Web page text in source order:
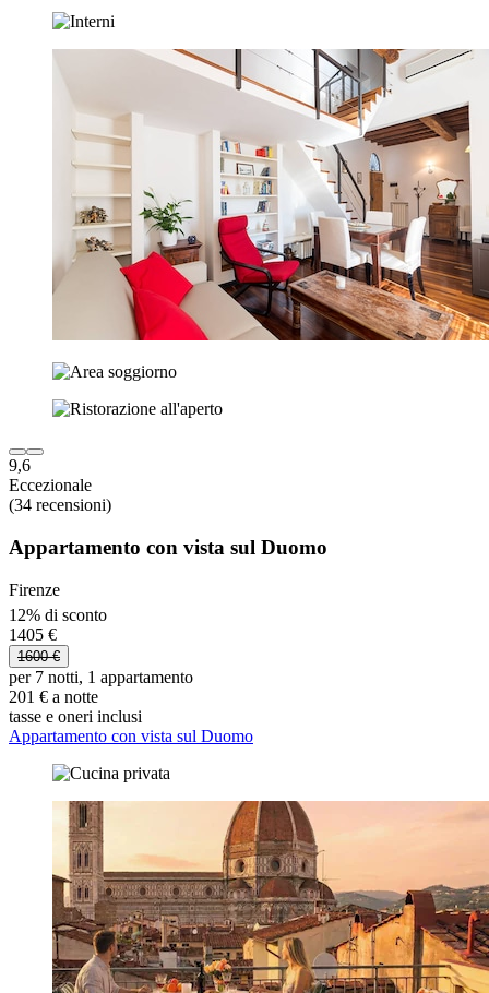
9,6
Eccezionale
(34 recensioni)
Appartamento con vista sul Duomo
Firenze
12% di sconto
1405 €
1600 €
per 7 notti, 1 appartamento
201 € a notte
tasse e oneri inclusi
Appartamento con vista sul Duomo